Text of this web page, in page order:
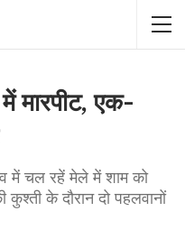
मारपीट, एक-
में चल रहें मेले में शाम को
के दौरान दो पहलवानों